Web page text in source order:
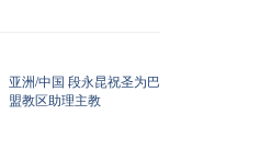
亚洲/中国 段永昆祝圣为巴
盟教区助理主教